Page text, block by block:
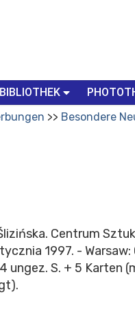
BIBLIOTHEK
Besondere
Centrum
1997. -
ungez. S. + 5 Karten